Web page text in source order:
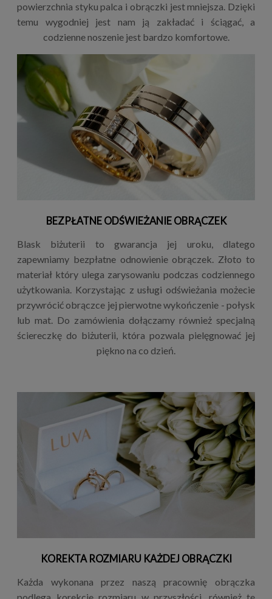
powierzchnia styku palca i obrączki jest mniejsza. Dzięki
temu wygodniej jest nam ją zakładać i ściągać, a
codzienne noszenie jest bardzo komfortowe.
BEZPŁATNE ODŚWIEŻANIE OBRĄCZEK
Blask biżuterii to gwarancja jej uroku, dlatego
zapewniamy bezpłatne odnowienie obrączek. Złoto to
materiał który ulega zarysowaniu podczas codziennego
użytkowania. Korzystając z usługi odświeżania możecie
przywrócić obrączce jej pierwotne wykończenie - połysk
lub mat. Do zamówienia dołączamy również specjalną
ściereczkę do biżuterii, która pozwala pielęgnować jej
piękno na co dzień.
KOREKTA ROZMIARU KAŻDEJ OBRĄCZKI
Każda wykonana przez naszą pracownię obrączka